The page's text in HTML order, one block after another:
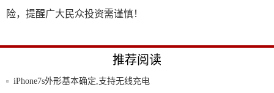
险，提醒广大民众投资需谨慎！
推荐阅读
iPhone7s外形基本确定,支持无线充电